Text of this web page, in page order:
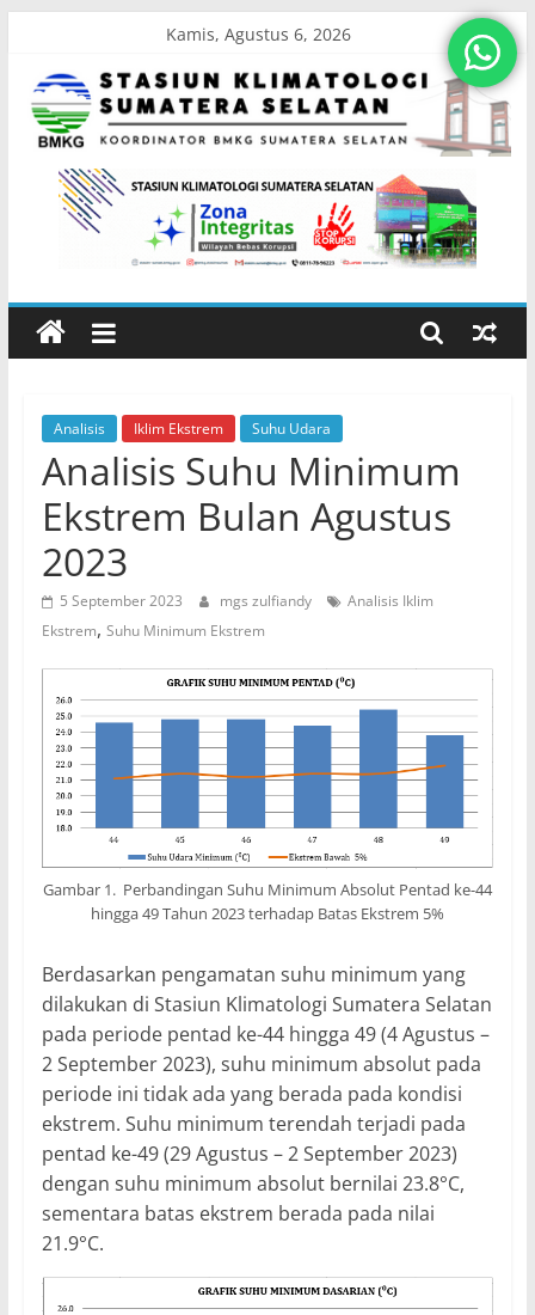
content
Kamis, Agustus 6, 2026
Stasiun
Klimatologi
Sumatera
Koordinator
BMKG
Sumatera
Selatan
Analisis Iklim Ekstrem Suhu Udara
Analisis Suhu Minimum
Ekstrem Bulan Agustus
2023
5 September 2023 mgs zulfiandy
Analisis Iklim
Ekstrem, Suhu Minimum Ekstrem
Gambar 1. Perbandingan Suhu Minimum Absolut Pentad ke-44
hingga 49 Tahun 2023 terhadap Batas Ekstrem 5%
Berdasarkan pengamatan suhu minimum yang
dilakukan di Stasiun Klimatologi Sumatera Selatan
pada periode pentad ke-44 hingga 49 (4 Agustus –
2 September 2023), suhu minimum absolut pada
periode ini tidak ada yang berada pada kondisi
ekstrem. Suhu minimum terendah terjadi pada
pentad ke-49 (29 Agustus – 2 September 2023)
dengan suhu minimum absolut bernilai 23.8°C,
sementara batas ekstrem berada pada nilai
21.9°C.